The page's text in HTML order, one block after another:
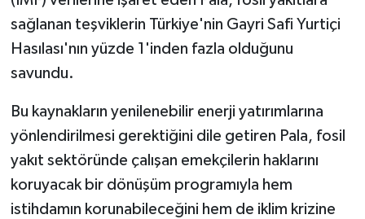
sağlanan teşviklerin Türkiye'nin Gayri Safi Yurtiçi
Hasılası'nın yüzde 1'inden fazla olduğunu
savundu.
Bu kaynakların yenilenebilir enerji yatırımlarına
yönlendirilmesi gerektiğini dile getiren Pala, fosil
yakıt sektöründe çalışan emekçilerin haklarını
koruyacak bir dönüşüm programıyla hem
istihdamın korunabileceğini hem de iklim krizine